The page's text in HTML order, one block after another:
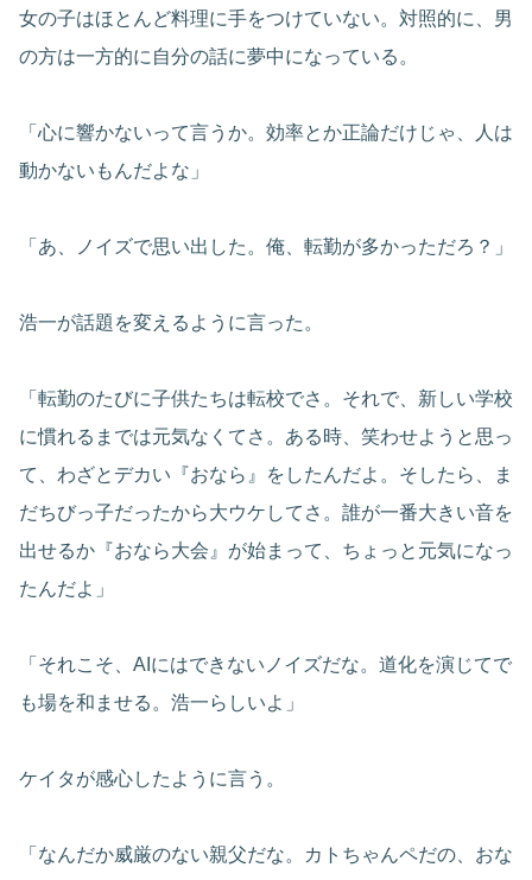
女の子はほとんど料理に手をつけていない。対照的に、男
の方は一方的に自分の話に夢中になっている。
「心に響かないって言うか。効率とか正論だけじゃ、人は
動かないもんだよな」
「あ、ノイズで思い出した。俺、転勤が多かっただろ？」
浩一が話題を変えるように言った。
「転勤のたびに子供たちは転校でさ。それで、新しい学校
に慣れるまでは元気なくてさ。ある時、笑わせようと思っ
て、わざとデカい『おなら』をしたんだよ。そしたら、ま
だちびっ子だったから大ウケしてさ。誰が一番大きい音を
出せるか『おなら大会』が始まって、ちょっと元気になっ
たんだよ」
「それこそ、AIにはできないノイズだな。道化を演じてで
も場を和ませる。浩一らしいよ」
ケイタが感心したように言う。
「なんだか威厳のない親父だな。カトちゃんペだの、おな